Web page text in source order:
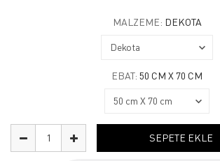
MALZEME: DEKOTA
EBAT: 50 CM X 70 CM
SEPETE EKLE